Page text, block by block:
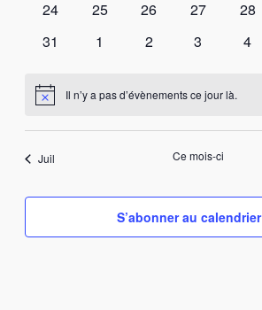
0
24
0
25
0
26
0
27
0
28
0
31
0
1
0
2
0
3
0
4
Notice Il n’y a pas d’évènements ce jour là.
Juil Ce mois-ci
S’abonner au calendrier